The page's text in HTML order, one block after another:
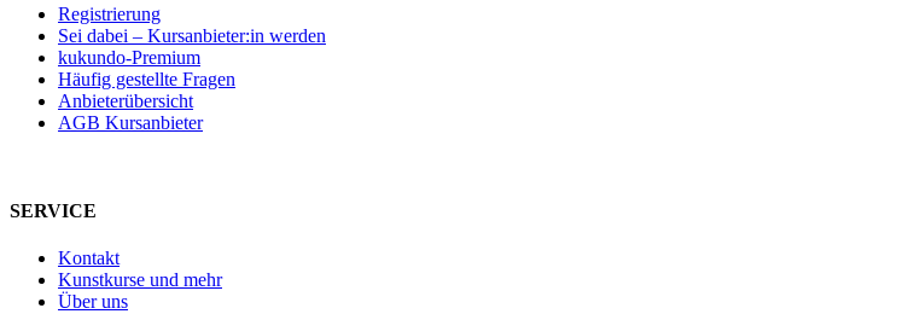
Registrierung
Sei dabei – Kursanbieter:in werden
kukundo-Premium
Häufig gestellte Fragen
Anbieterübersicht
AGB Kursanbieter
SERVICE
Kontakt
Kunstkurse und mehr
Über uns